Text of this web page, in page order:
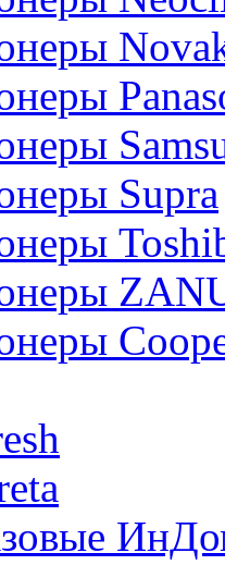
Supra